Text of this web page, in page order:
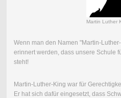
Martin Luther
Wenn man den Namen "Martin-
erinnert werden, dass unsere Schule
steht!
Martin-Luther-King war für
Er hat sich dafür eingesetzt, dass